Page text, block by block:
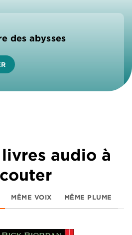
des abysses
audio à
MÊME VOIX MÊME PLUME